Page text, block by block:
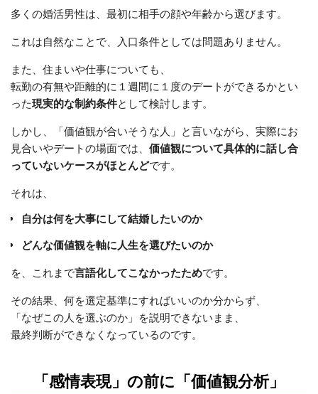
多くの婚活男性は、最初に相手の顔や年齢から選びます。
これは自然なことで、入口条件としては問題ありません。
また、住まいや仕事についても、
転勤の有無や距離的に１週間に１度のデートができるかとい
った現実的な制約条件として検討します。
しかし、「価値観が合いそうな人」と言いながら、実際にお
見合いやデートの場面では、 価値観について具体的に話し合
っていないケースがほとんどです。
それは、
自分は何を大事にして結婚したいのか
どんな価値観を軸に人生を選びたいのか
を、これまで言語化してこなかったためです。
その結果、何を選定基準にすればいいのか分からず、
「なぜこの人を選ぶのか」を説明できないまま、
最終判断ができなくなっているのです。
「感情表現」の前に「価値観分析」